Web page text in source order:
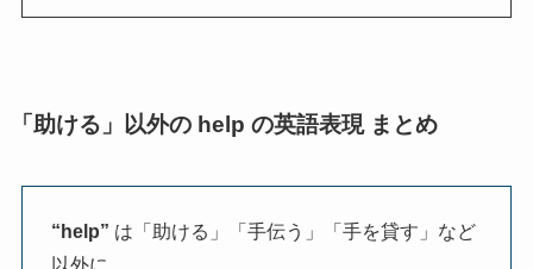
「助ける」以外の help の英語表現 まとめ
“help” は「助ける」「手伝う」「手を貸す」など
以外に、